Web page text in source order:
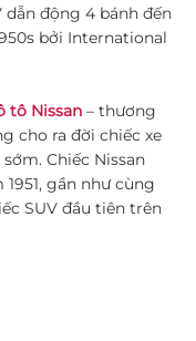
dẫn động 4 bánh đến
bởi International
tô Nissan – thương
cho ra đời chiếc xe
Chiếc Nissan
gần như cùng
SUV đầu tiên trên